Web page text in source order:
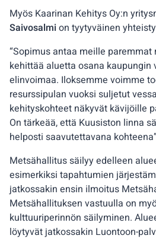
Myös Kaarinan Kehitys Oy:n
Saivosalmion tyytyväinen
“Sopimus antaa meille
kehittää aluetta osana kaupungin
elinvoimaa. Iloksemme voimme
resurssipulan vuoksi suljetut
kehityskohteet näkyvät kävijöille
On tärkeää, että Kuusiston linna
helposti saavutettavana
Metsähallitus säilyy edelleen
esimerkiksi tapahtumien
jatkossakin ensin ilmoitus
Metsähallituksen vastuulla on
kulttuuriperinnön säilyminen.
löytyvät jatkossakin Luontoon-